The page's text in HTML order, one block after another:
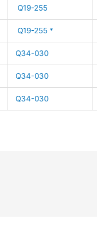
Q19-255
Q19-255 *
Q34-030
Q34-030
Q34-030